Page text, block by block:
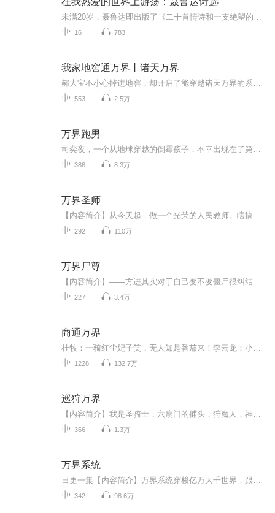
16 783
我家地窖通万界丨诸天万界
553 2.5万
万界跑男
386 8.3万
万界圣师
292 110万
万界尸尊
227 3.4万
商通万界
1228 132.7万
巡狩万界
366 1.3万
万界系统
342 98.6万